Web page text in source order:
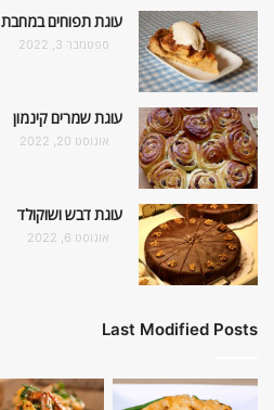
עוגת תפוחים במחבת
ספטמבר 3, 2022
עוגת שמרים קינמון
אוגוסט 20, 2022
עוגת דבש ושוקולד
אוגוסט 6, 2022
Last Modified Posts